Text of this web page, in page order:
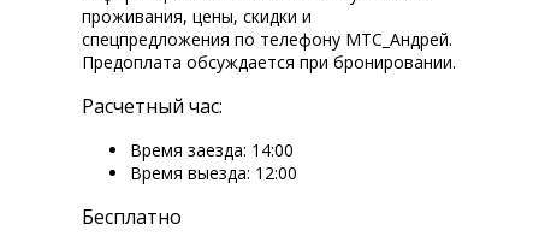
проживания, цены, скидки и
спецпредложения по телефону МТС_Андрей.
Предоплата обсуждается при бронировании.
Расчетный час:
Время заезда: 14:00
Время выезда: 12:00
Бесплатно